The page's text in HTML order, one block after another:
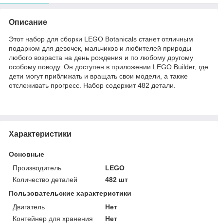
Описание
Этот набор для сборки LEGO Botanicals станет отличным
подарком для девочек, мальчиков и любителей природы
любого возраста на день рождения и по любому другому
особому поводу. Он доступен в приложении LEGO Builder, где
дети могут приближать и вращать свои модели, а также
отслеживать прогресс. Набор содержит 482 детали.
Характеристики
Основные
Производитель
LEGO
Количество деталей
482 шт
Пользовательские характеристики
Двигатель
Нет
Контейнер для хранения
Нет